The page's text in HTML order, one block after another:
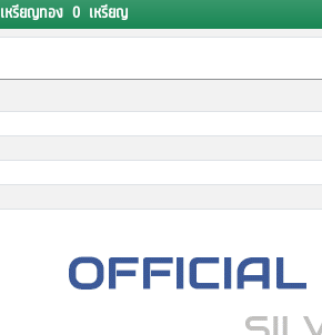
เหรียญทอง 0 เหรียญ